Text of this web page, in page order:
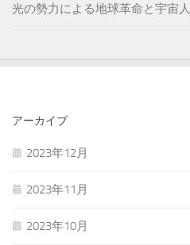
光の勢力による地球革命と宇宙人
アーカイブ
2023年12月
2023年11月
2023年10月